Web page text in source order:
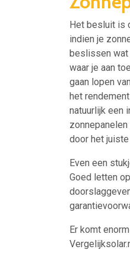
Het besluit is
indien je
beslissen wat
waar je aan
gaan lopen
het
natuurlijk een
door het
Even een
Goed letten
Er komt